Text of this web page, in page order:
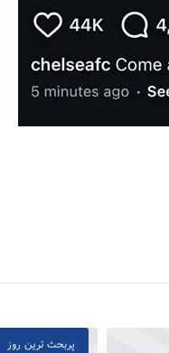
پربحث ترین روز